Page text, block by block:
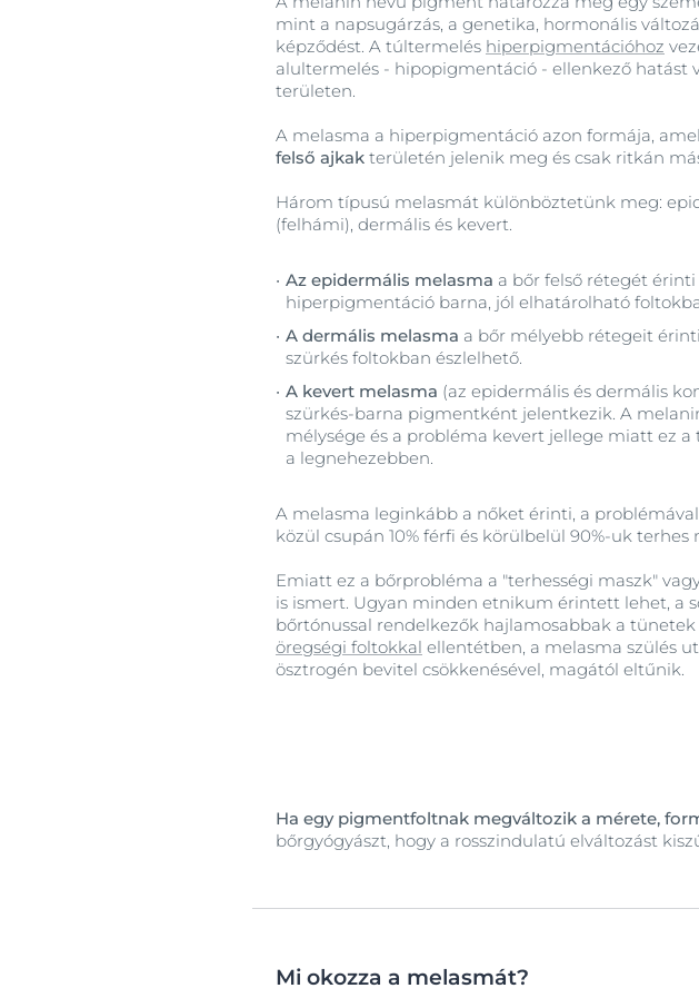
mint a napsugárzás, a genetika, hormonális
képződést. A túltermelés hiperpigmentációhoz
alultermelés - hipopigmentáció - ellenkező
területen.
A melasma a hiperpigmentáció azon formája,
felső ajkak területén jelenik meg és csak ritkán
Három típusú melasmát különböztetünk meg:
(felhámi), dermális és kevert.
Az epidermális melasma a bőr felső rétegét érinti
hiperpigmentáció barna, jól elhatárolható
A dermális melasma a bőr mélyebb rétegeit
szürkés foltokban észlelhető.
A kevert melasma (az epidermális és dermális
szürkés-barna pigmentként jelentkezik. A
mélysége és a probléma kevert jellege miatt ez a
a legnehezebben.
A melasma leginkább a nőket érinti, a
közül csupán 10% férfi és körülbelül 90%-uk terhes
Emiatt ez a bőrprobléma a "terhességi maszk"
is ismert. Ugyan minden etnikum érintett lehet, a
bőrtónussal rendelkezők hajlamosabbak a tünetek
öregségi foltokkal ellentétben, a melasma szülés
ösztrogén bevitel csökkenésével, magától eltűnik.
Ha egy pigmentfoltnak megváltozik a mérete,
bőrgyógyászt, hogy a rosszindulatú elváltozást
Mi okozza a melasmát?